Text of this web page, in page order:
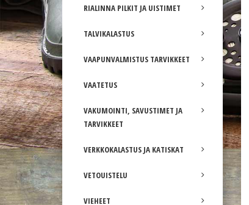
RIALINNA PILKIT JA UISTIMET
TALVIKALASTUS
VAAPUNVALMISTUS TARVIKKEET
VAATETUS
VAKUMOINTI, SAVUSTIMET JA
TARVIKKEET
VERKKOKALASTUS JA KATISKAT
VETOUISTELU
VIEHEET